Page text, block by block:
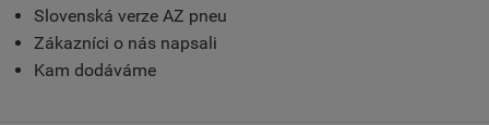
Slovenská verze AZ pneu
Zákazníci o nás napsali
Kam dodáváme